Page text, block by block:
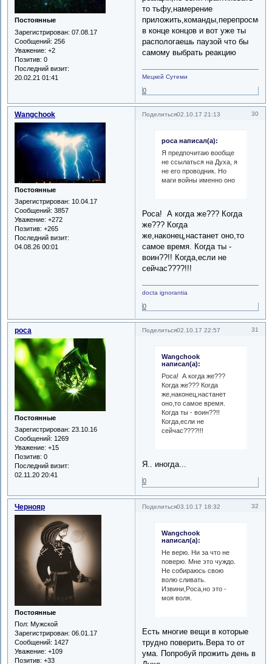
Постоянные
Зарегистрирован: 07.08.17
Сообщений: 256
Уважение: +2
Позитив: 0
Последний визит:
20.02.21 01:41
то тьфу,намерение
приложить,команды,перепросмотр
в конце концов и вот уже ты
распологаешь паузой что бы
самому выбрать реакцию
Мецкей Сутеми
0
Поделиться 30
02.10.17 21:13
Wangchook
Постоянные
Зарегистрирован: 10.04.17
Сообщений: 3857
Уважение: +272
Позитив: +265
Последний визит:
04.08.26 00:01
роса написал(а):
Я предпочитаю вообще
не ссылаться на Духа, я
не его проводник. Но
маги войны именно оно
Роса! А когда же??? Когда
же??? Когда
же,наконец,настанет оно,то
самое время. Когда ты -
воин??!! Когда,если не
сейчас????!!!
docta ignorantia
0
Поделиться 31
02.10.17 22:57
роса
Постоянные
Зарегистрирован: 23.10.16
Сообщений: 1269
Уважение: +15
Позитив: 0
Последний визит:
02.11.20 20:41
Wangchook
написал(а):
Роса! А когда же???
Когда же??? Когда
же,наконец,настанет
оно,то самое время.
Когда ты - воин??!!
Когда,если не
сейчас????!!!
Я.. иногда...
0
Поделиться 32
03.10.17 18:32
Чернояр
Постоянные
Пол: Мужской
Зарегистрирован: 06.01.17
Сообщений: 1427
Уважение: +109
Позитив: +33
Wangchook
написал(а):
Не верю. Ни за что не
поверю. Мне это чуждо.
Не собираюсь свою
волю сливать.
Извини,Роса,но это -
моя воля.
Есть многие вещи в которые
трудно поверить.Вера то от
ума. Попробуй прожить день в